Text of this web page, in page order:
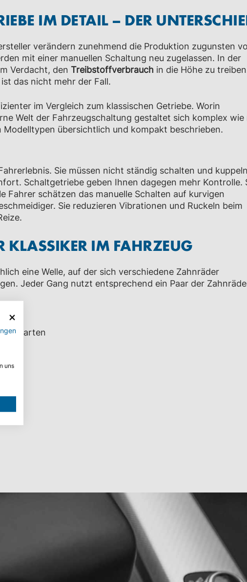
IM DETAIL – DER
verändern zunehmend die Produktion zugunsten
mit einer manuellen Schaltung neu zugelassen. In der
Verdacht, den Treibstoffverbrauch in die Höhe zu
das nicht mehr der Fall.
im Vergleich zum klassischen Getriebe. Worin
Welt der Fahrzeugschaltung gestaltet sich komplex wie
übersichtlich und kompakt beschrieben.
Sie müssen nicht ständig schalten und
Schaltgetriebe geben Ihnen dagegen mehr Kontrolle.
Fahrer schätzen das manuelle Schalten auf kurvigen
Sie reduzieren Vibrationen und Ruckeln beim
KLASSIKER IM FAHRZEUG
eine Welle, auf der sich verschiedene Zahnräder
Jeder Gang nutzt entsprechend ein Paar der
uns